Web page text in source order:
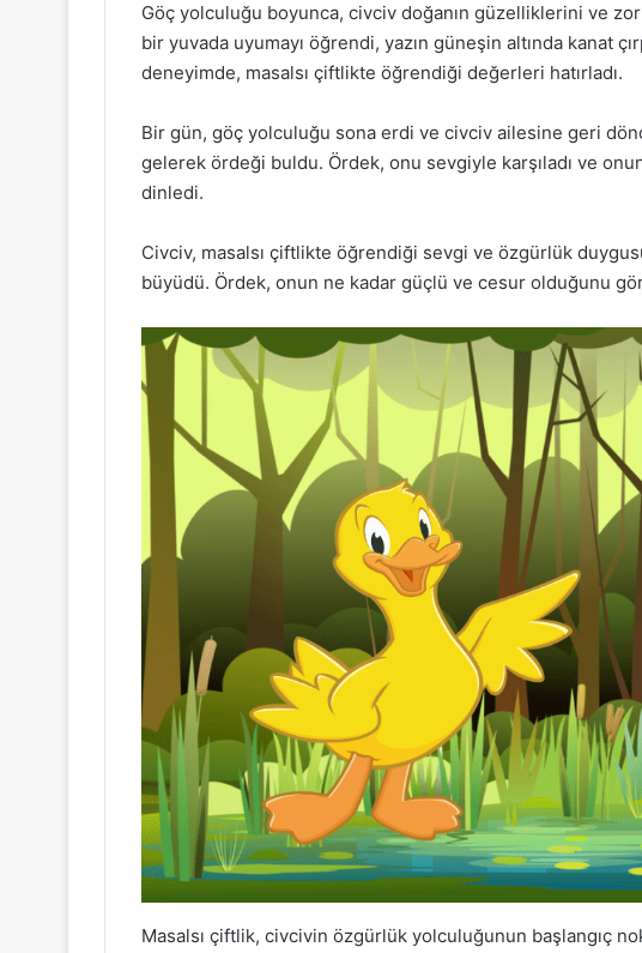
Göç yolculuğu boyunca, civciv doğanın güzelliklerini ve
bir yuvada uyumayı öğrendi, yazın güneşin altında kanat
deneyimde, masalsı çiftlikte öğrendiği değerleri hatırladı.
Bir gün, göç yolculuğu sona erdi ve civciv ailesine geri
gelerek ördeği buldu. Ördek, onu sevgiyle karşıladı ve
dinledi.
Civciv, masalsı çiftlikte öğrendiği sevgi ve özgürlük
büyüdü. Ördek, onun ne kadar güçlü ve cesur olduğunu
Masalsı çiftlik, civcivin özgürlük yolculuğunun başlangıç